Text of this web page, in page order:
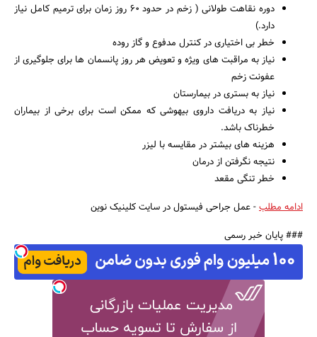
دوره نقاهت طولانی ( زخم در حدود ۶۰ روز زمان برای ترمیم کامل نیاز
دارد.)
خطر بی اختیاری در کنترل مدفوع و گاز روده
نیاز به مراقبت های ویژه و تعویض هر روز پانسمان ها برای جلوگیری از
عفونت زخم
نیاز به بستری در بیمارستان
نیاز به دریافت داروی بیهوشی که ممکن است برای برخی از بیماران
خطرناک باشد.
هزینه های بیشتر در مقایسه با لیزر
نتیجه نگرفتن از درمان
خطر تنگی مقعد
ادامه مطلب- عمل جراحی فیستول در سایت کلینیک نوین
### پایان خبر رسمی